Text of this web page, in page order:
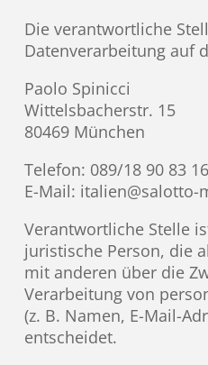
Die verantwortliche
Datenverarbeitung auf
Paolo Spinicci
Wittelsbacherstr. 15
80469 München
Telefon: 089/18 90 83
E-Mail: italien@salotto-
Verantwortliche Stelle
juristische Person, die
mit anderen über die
Verarbeitung von
(z. B. Namen, E-Mail-
entscheidet.